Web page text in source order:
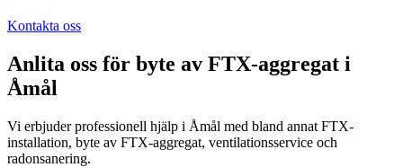
Kontakta oss
Anlita oss för byte av FTX-aggregat i
Åmål
Vi erbjuder professionell hjälp i Åmål med bland annat FTX-
installation, byte av FTX-aggregat, ventilationsservice och
radonsanering.